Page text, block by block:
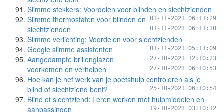
Slimme stekkers: Voordelen voor blinden en slechtzienden
03-11-2023 06:11:29
Slimme thermostaten voor blinden en
slechtzienden
01-11-2023 06:11:30
Slimme verlichting: Voordelen voor slechtzienden
01-11-2023 05:11:09
Google slimme assistenten
27-10-2023 12:10:23
Aangedampte brillenglazen
voorkomen en verhelpen
27-10-2023 06:10:53
Hoe kan je het werk van je poetshulp controleren als je
blind of slechtziend bent?
25-10-2023 06:10:54
Blind of slechtziend: Leren werken met hulpmiddelen en
aanpassingen
19-10-2023 03:10:12